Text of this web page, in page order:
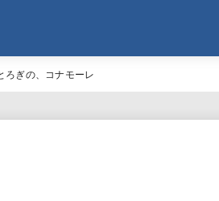
ろぎの、コナモーレ